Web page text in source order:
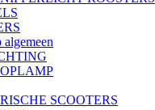
SCOOTERS